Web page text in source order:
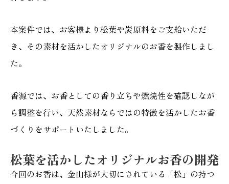
本案件では、お客様より松葉や炭原料をご支給いただ
き、その素材を活かしたオリジナルのお香を製作しまし
た。
香源では、お香としての香り立ちや燃焼性を確認しなが
ら調整を行い、天然素材ならではの特徴を活かしたお香
づくりをサポートいたしました。
松葉を活かしたオリジナルお香の開発
今回のお香は、金山様が大切にされている「松」の持つ